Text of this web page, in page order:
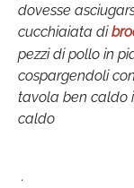
dovesse
cucchiaiata di
pezzi di pollo in
cospargendoli
tavola ben caldo
caldo
.